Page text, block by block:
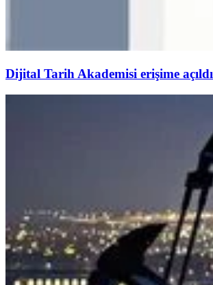
Dijital Tarih Akademisi erişime açıldı